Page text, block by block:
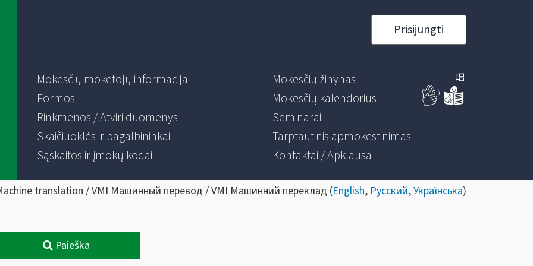
Prisijungti
Mokesčių mokėtojų informacija
Formos
Rinkmenos / Atviri duomenys
Skaičiuoklės ir pagalbininkai
Sąskaitos ir įmokų kodai
Mokesčių žinynas
Mokesčių kalendorius
Seminarai
Tarptautinis apmokestinimas
Kontaktai / Apklausa
translation / VMI Машинный перевод / VMI Машинний переклад (English, Русский,Українська)
Paieška